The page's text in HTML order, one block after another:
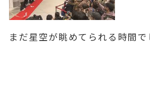
まだ星空が眺めてられる時間で